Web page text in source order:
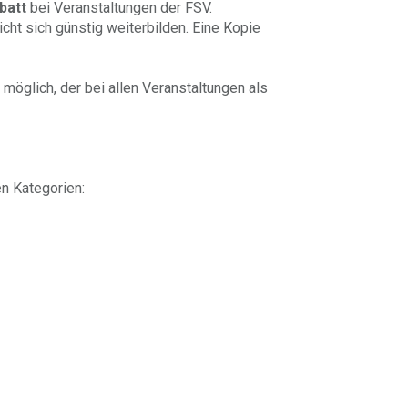
bei Veranstaltungen der FSV.
sich günstig weiterbilden. Eine Kopie
der bei allen Veranstaltungen als
Kategorien: